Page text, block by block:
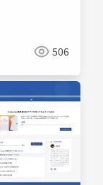
506